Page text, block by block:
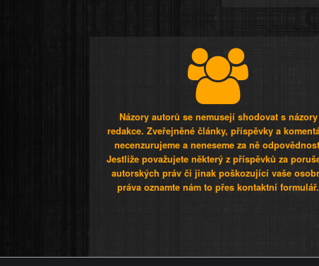
Názory autorů se nemusejí shodovat s názory
redakce. Zveřejněné články, příspěvky a
necenzurujeme a neneseme za ně
Jestliže považujete některý z příspěvků za
autorských práv či jinak poškozující vaše
práva oznamte nám to přes kontaktní formulář.